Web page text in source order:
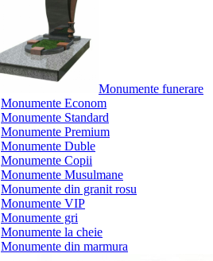
Monumente funerare
Monumente Econom
Monumente Standard
Monumente Premium
Monumente Duble
Monumente Copii
Monumente Musulmane
Monumente din granit rosu
Monumente VIP
Monumente gri
Monumente la cheie
Monumente din marmura